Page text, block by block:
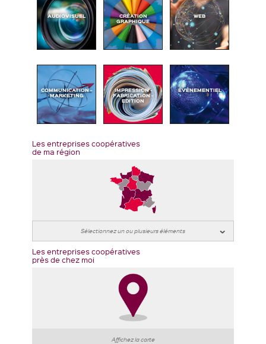
AUDIOVISUEL CRÉATION
GRAPHIQUE
WEB
COMMUNICATION -
MARKETING
IMPRESSION -
FABRICATION -
EDITION
ÉVÉNEMENTIEL
Les entreprises coopératives
de ma région
Les entreprises coopératives
près de chez moi
Affichez la carte